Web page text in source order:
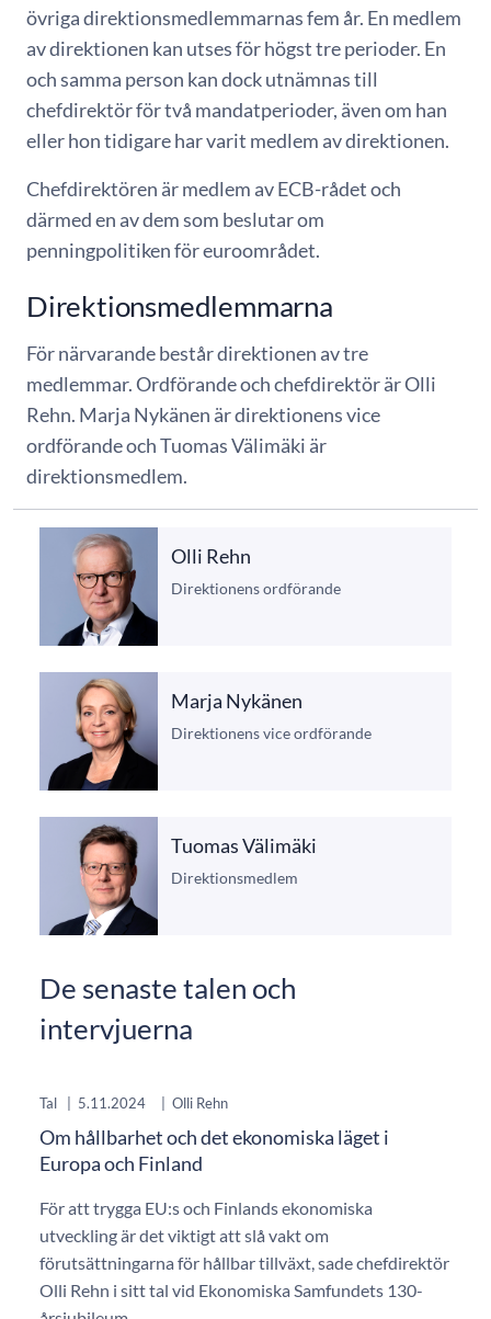
övriga direktionsmedlemmarnas fem år. En medlem
av direktionen kan utses för högst tre perioder. En
och samma person kan dock utnämnas till
chefdirektör för två mandatperioder, även om han
eller hon tidigare har varit medlem av direktionen.
Chefdirektören är medlem av ECB-rådet och
därmed en av dem som beslutar om
penningpolitiken för euroområdet.
Direktionsmedlemmarna
För närvarande består direktionen av tre
medlemmar. Ordförande och chefdirektör är Olli
Rehn. Marja Nykänen är direktionens vice
ordförande och Tuomas Välimäki är
direktionsmedlem.
Olli Rehn
Direktionens ordförande
Marja Nykänen
Direktionens vice ordförande
Tuomas Välimäki
Direktionsmedlem
De senaste talen och
intervjuerna
Tal 5.11.2024 Olli Rehn
Om hållbarhet och det ekonomiska läget i
Europa och Finland
För att trygga EU:s och Finlands ekonomiska
utveckling är det viktigt att slå vakt om
förutsättningarna för hållbar tillväxt, sade chefdirektör
Olli Rehn i sitt tal vid Ekonomiska Samfundets 130-